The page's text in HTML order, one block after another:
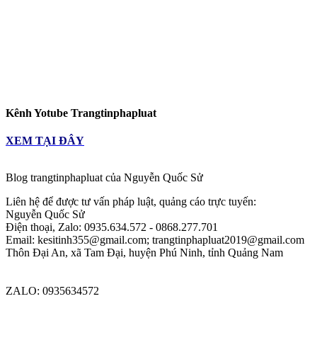
Kênh Yotube Trangtinphapluat
XEM TẠI ĐÂY
Blog trangtinphapluat của Nguyễn Quốc Sử
Liên hệ để được tư vấn pháp luật, quảng cáo trực tuyến:
Nguyễn Quốc Sử
Điện thoại, Zalo: 0935.634.572 - 0868.277.701
Email: kesitinh355@gmail.com; trangtinphapluat2019@gmail.com
Thôn Đại An, xã Tam Đại, huyện Phú Ninh, tỉnh Quảng Nam
ZALO: 0935634572